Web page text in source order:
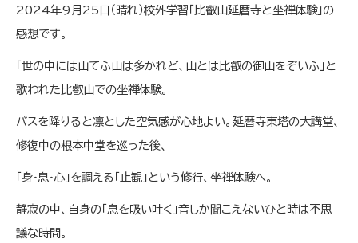
2024年9 月 25 日（晴れ）校外学習「比叡山延暦寺と坐禅体験」の
感想です。
「世の中には山てふ山は多かれど、山とは比叡の御山をぞいふ」と
歌われた比叡山での坐禅体験。
バスを降りると凛とした空気感が心地よい。延暦寺東塔の大講堂、
修復中の根本中堂を巡った後、
「身·息·心」を調える「止観」という修行、坐禅体験へ。
静寂の中、自身の「息を吸い吐く」音しか聞こえないひと時は不思
議な時間。